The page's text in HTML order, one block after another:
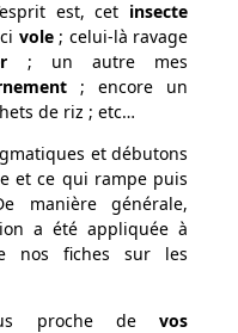
est, cet insecte
vole; celui-là ravage
; un autre mes
; encore un
de riz ; etc…
et débutons
et ce qui rampe puis
manière générale,
a été appliquée à
nos fiches sur les
proche devos